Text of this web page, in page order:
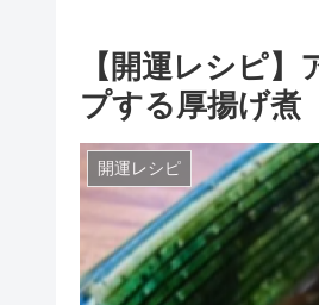
【開運レシピ
プする厚揚げ煮
開運レシピ